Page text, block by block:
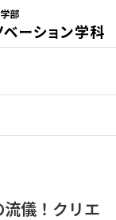
儀！クリエ